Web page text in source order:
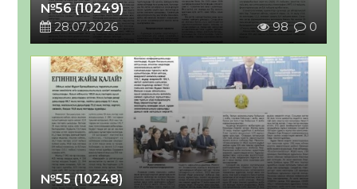
№56 (10249)
28.07.2026
98 0
№55 (10248)